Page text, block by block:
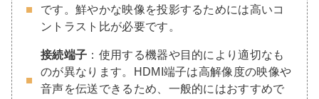
です。鮮やかな映像を投影するためには高いコ
ントラスト比が必要です。
接続端子 ：使用する機器や目的により適切なも
のが異なります。HDMI端子は高解像度の映像や
音声を伝送できるため、一般的にはおすすめで